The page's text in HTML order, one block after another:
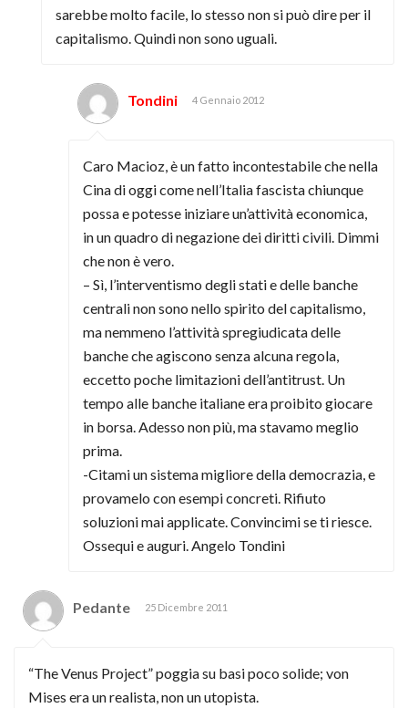
sarebbe molto facile, lo stesso non si può dire per il
capitalismo. Quindi non sono uguali.
Tondini 4 Gennaio 2012
Caro Macioz, è un fatto incontestabile che nella
Cina di oggi come nell’Italia fascista chiunque
possa e potesse iniziare un’attività economica,
in un quadro di negazione dei diritti civili. Dimmi
che non è vero.
– Sì, l’interventismo degli stati e delle banche
centrali non sono nello spirito del capitalismo,
ma nemmeno l’attività spregiudicata delle
banche che agiscono senza alcuna regola,
eccetto poche limitazioni dell’antitrust. Un
tempo alle banche italiane era proibito giocare
in borsa. Adesso non più, ma stavamo meglio
prima.
-Citami un sistema migliore della democrazia, e
provamelo con esempi concreti. Rifiuto
soluzioni mai applicate. Convincimi se ti riesce.
Ossequi e auguri. Angelo Tondini
Pedante 25 Dicembre 2011
“The Venus Project” poggia su basi poco solide; von
Mises era un realista, non un utopista.